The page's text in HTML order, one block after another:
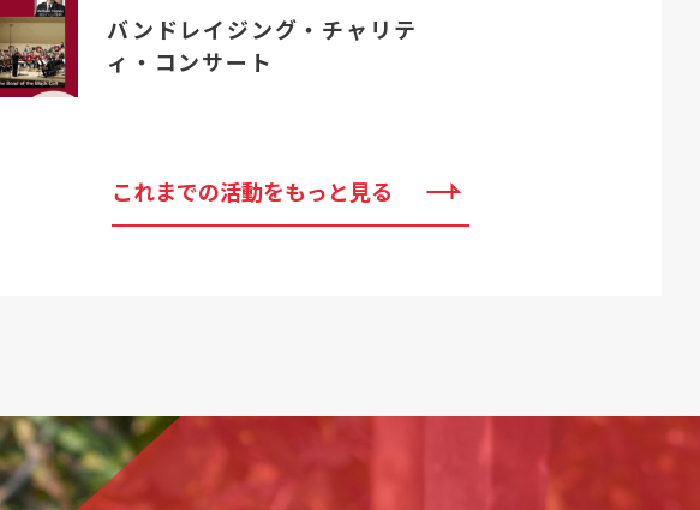
バンドレイジング・チャリテ
ィ・コンサート
これまでの活動をもっと見る